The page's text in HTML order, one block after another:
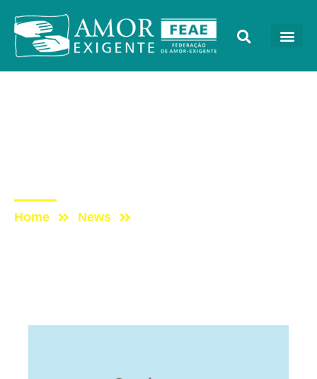
Home News